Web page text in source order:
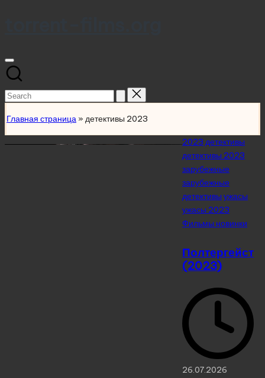
Search
for:
Главная страница » детективы 2023
Posted
in
2023 детективы
детективы 2023
зарубежные
зарубежные
детективы ужасы
ужасы 2023
Фильмы новинки
Полтергейст
(2023)
26.07.2026